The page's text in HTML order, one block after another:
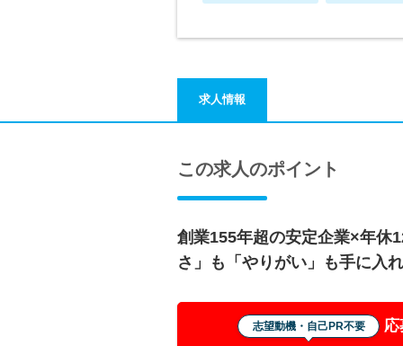
求人情報
この求人のポイント
創業155年超の安定企業×年休
さ」も「やりがい」も手に入
志望動機・自己PR不要